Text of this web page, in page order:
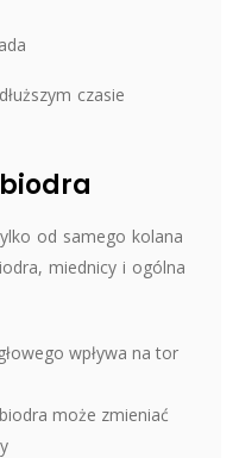
czasie
od samego kolana
miednicy i ogólna
wpływa na tor
może zmieniać